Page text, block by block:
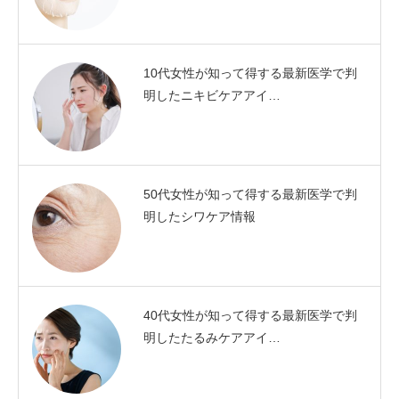
10代女性が知って得する最新医学で判
明したニキビケアアイ…
50代女性が知って得する最新医学で判
明したシワケア情報
40代女性が知って得する最新医学で判
明したたるみケアアイ…